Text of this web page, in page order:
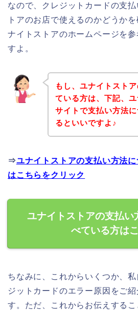
なので、クレジットカードの支
トアのお店で使えるのかどうか
ナイトストアのホームページを
すよ。
もし、ユナイトスト
ている方は、下記、
サイトで支払い方法
るといいですよ♪
⇒ユナイトストアの支払い方法
はこちらをクリック
ユナイトストアの支払い
べている方は
ちなみに、これからいくつか、
ジットカードのエラー原因をご
す。ただ、これからお伝えするこ